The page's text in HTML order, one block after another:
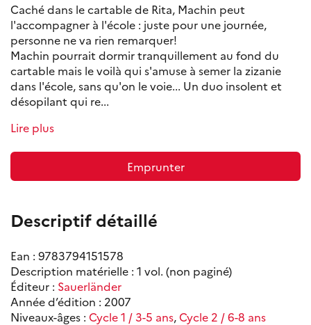
Caché dans le cartable de Rita, Machin peut
l'accompagner à l'école : juste pour une journée,
personne ne va rien remarquer!
Machin pourrait dormir tranquillement au fond du
cartable mais le voilà qui s'amuse à semer la zizanie
dans l'école, sans qu'on le voie... Un duo insolent et
désopilant qui re...
Lire plus
Emprunter
Descriptif détaillé
Ean : 9783794151578
Description matérielle : 1 vol. (non paginé)
Éditeur : Sauerländer
Année d’édition : 2007
Niveaux-âges : Cycle 1 / 3-5 ans,Cycle 2 / 6-8 ans